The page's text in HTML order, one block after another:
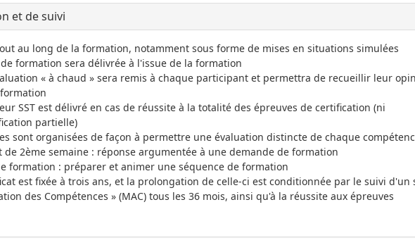
et de suivi
au long de la formation, notamment sous forme de mises en situations simulées
formation sera délivrée à l'issue de la formation
« à chaud » sera remis à chaque participant et permettra de recueillir leur
SST est délivré en cas de réussite à la totalité des épreuves de certification (ni
partielle)
sont organisées de façon à permettre une évaluation distincte de chaque
de 2ème semaine : réponse argumentée à une demande de formation
formation : préparer et animer une séquence de formation
est fixée à trois ans, et la prolongation de celle-ci est conditionnée par le suivi d'un
des Compétences » (MAC) tous les 36 mois, ainsi qu'à la réussite aux épreuves